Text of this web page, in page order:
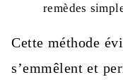
remèdes
Cette méthode
s’emmêlent et